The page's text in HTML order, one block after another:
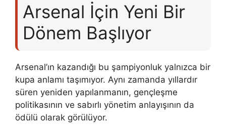
Arsenal İçin Yeni Bir
Dönem Başlıyor
Arsenal’ın kazandığı bu şampiyonluk yalnızca bir
kupa anlamı taşımıyor. Aynı zamanda yıllardır
süren yeniden yapılanmanın, gençleşme
politikasının ve sabırlı yönetim anlayışının da
ödülü olarak görülüyor.